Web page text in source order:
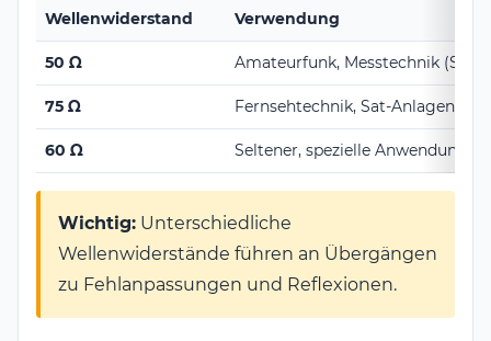
Wellenwiderstand Verwendung
50 Ω Amateurfunk, Messtechnik
75 Ω Fernsehtechnik, Sat-Anlagen
60 Ω Seltener, spezielle Anwendungen
Wichtig: Unterschiedliche
Wellenwiderstände führen an Übergängen
zu Fehlanpassungen und Reflexionen.